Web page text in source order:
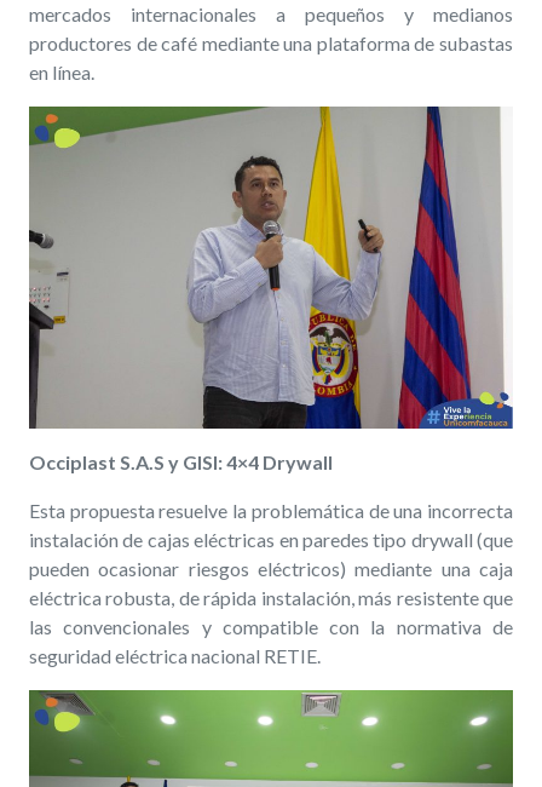
mercados internacionales a pequeños y medianos
productores de café mediante una plataforma de subastas
en línea.
Occiplast S.A.S y GISI: 4×4 Drywall
Esta propuesta resuelve la problemática de una incorrecta
instalación de cajas eléctricas en paredes tipo drywall (que
pueden ocasionar riesgos eléctricos) mediante una caja
eléctrica robusta, de rápida instalación, más resistente que
las convencionales y compatible con la normativa de
seguridad eléctrica nacional RETIE.